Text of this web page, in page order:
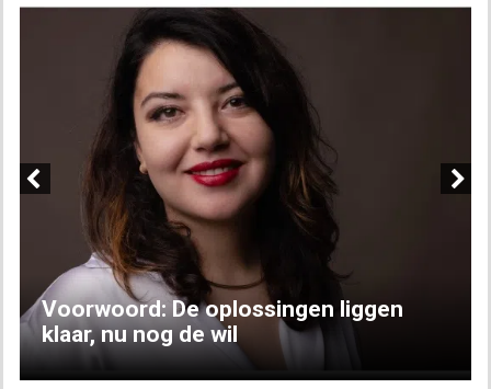
Voorwoord: De oplossingen liggen
klaar, nu nog de wil